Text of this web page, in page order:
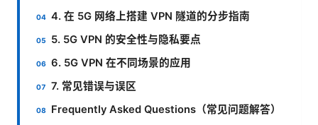
4. 在 5G 网络上搭建 VPN 隧道的分步指南
5. 5G VPN 的安全性与隐私要点
6. 5G VPN 在不同场景的应用
7. 常见错误与误区
Frequently Asked Questions（常见问题解答）